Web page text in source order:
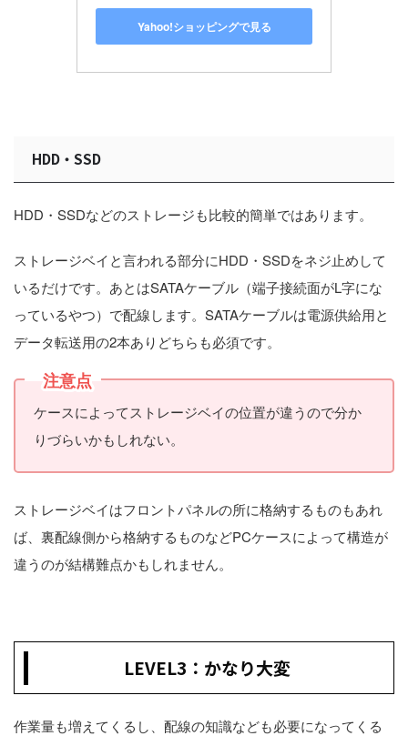
Yahoo!ショッピングで見る
HDD・SSD
HDD・SSDなどのストレージも比較的簡単ではあります。
ストレージベイと言われる部分にHDD・SSDをネジ止めして
いるだけです。あとはSATAケーブル（端子接続面がL字にな
っているやつ）で配線します。SATAケーブルは電源供給用と
データ転送用の2本ありどちらも必須です。
注意点
ケースによってストレージベイの位置が違うので分か
りづらいかもしれない。
ストレージベイはフロントパネルの所に格納するものもあれ
ば、裏配線側から格納するものなどPCケースによって構造が
違うのが結構難点かもしれません。
LEVEL3：かなり大変
作業量も増えてくるし、配線の知識なども必要になってくる